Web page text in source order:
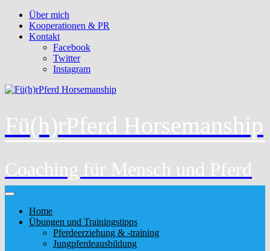
Über mich
Kooperationen & PR
Kontakt
Facebook
Twitter
Instagram
Fü(h)rPferd Horsemanship
Coaching für Mensch und Pferd
Home
Übungen und Trainingstipps
Pferdeerziehung & -training
Jungpferdeausbildung